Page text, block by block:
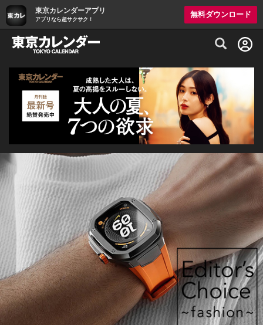
東京カレンダーアプリ
アプリなら超サクサク！
無料ダウンロード
グルメ情報・プレミアムレストラン予約